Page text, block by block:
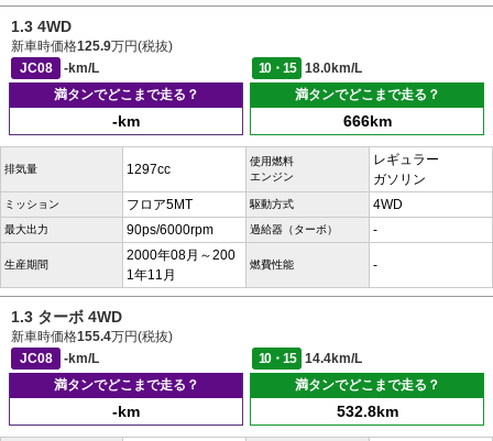
1.3 4WD
新車時価格125.9万円(税抜)
JC08
-km/L 10・15
18.0km/L
満タンでどこまで走る？
-km
満タンでどこまで走る？
666km
排気量 1297cc
使用燃料
エンジン
レギュラー
ガソリン
ミッション フロア5MT 駆動方式 4WD
最大出力 90ps/6000rpm 過給器（ターボ） -
生産期間
2000年08月～200
1年11月
燃費性能 -
1.3 ターボ 4WD
新車時価格155.4万円(税抜)
JC08
-km/L 10・15
14.4km/L
満タンでどこまで走る？
-km
満タンでどこまで走る？
532.8km